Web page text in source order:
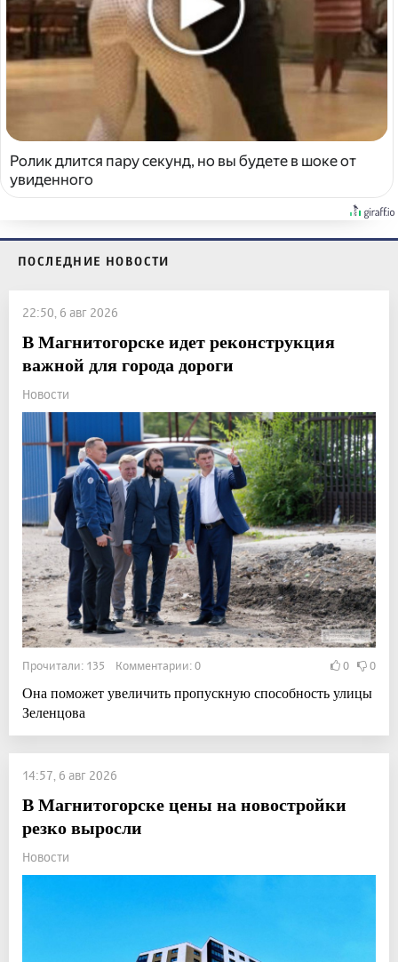
Ролик длится пару секунд, но вы будете в шоке от
увиденного
ПОСЛЕДНИЕ НОВОСТИ
22:50, 6 авг 2026
В Магнитогорске идет реконструкция
важной для города дороги
Новости
Прочитали: 135 Комментарии: 0 0 0
Она поможет увеличить пропускную способность улицы
Зеленцова
14:57, 6 авг 2026
В Магнитогорске цены на новостройки
резко выросли
Новости